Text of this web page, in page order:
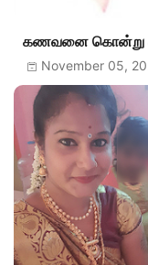
கணவனை கொன்று
November 05,